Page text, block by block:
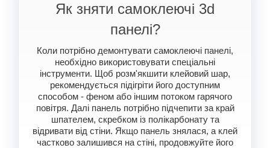
Як зняти самоклеючі 3d
панелі?
Коли потрібно демонтувати самоклеючі панелі,
необхідно використовувати спеціальні
інструменти. Щоб розм'якшити клейовий шар,
рекомендується підігріти його доступним
способом - феном або іншим потоком гарячого
повітря. Далі панель потрібно підчепити за край
шпателем, скребком із полікарбонату та
відривати від стіни. Якщо панель знялася, а клей
частково залишився на стіні, продовжуйте його